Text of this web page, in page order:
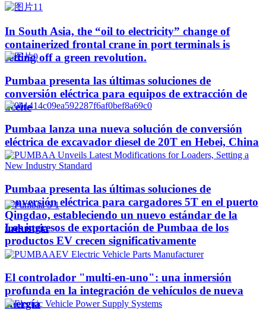
In South Asia, the “oil to electricity” change of
containerized frontal crane in port terminals is
setting off a green revolution.
Pumbaa presenta las últimas soluciones de
conversión eléctrica para equipos de extracción de
aceite
Pumbaa lanza una nueva solución de conversión
eléctrica de excavador diesel de 20T en Hebei, China
Pumbaa presenta las últimas soluciones de
conversión eléctrica para cargadores 5T en el puerto
Qingdao, estableciendo un nuevo estándar de la
industria
Los ingresos de exportación de Pumbaa de los
productos EV crecen significativamente
El controlador "multi-en-uno": una inmersión
profunda en la integración de vehículos de nueva
energía